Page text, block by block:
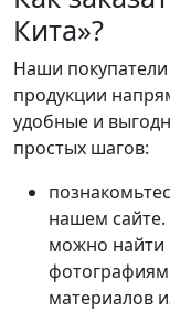
Кита»?
Наши
продукции
удобные и
простых шагов:
нашем сайте.
можно найти
материалов